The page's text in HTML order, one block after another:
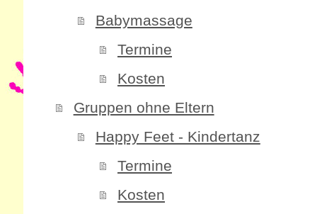
Babymassage
Termine
Kosten
Gruppen ohne Eltern
Happy Feet - Kindertanz
Termine
Kosten